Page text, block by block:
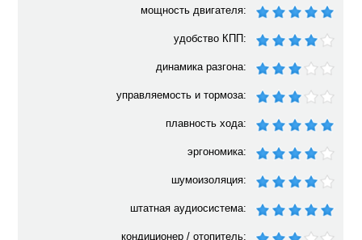
мощность двигателя:
удобство КПП:
динамика разгона:
управляемость и тормоза:
плавность хода:
эргономика:
шумоизоляция:
штатная аудиосистема:
кондиционер / отопитель: